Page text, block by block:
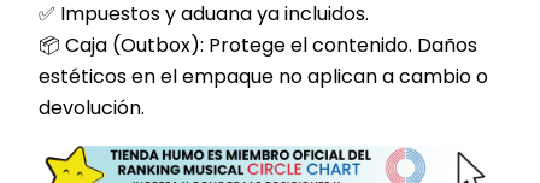
✅ Impuestos y aduana ya incluidos.
📦 Caja (Outbox): Protege el contenido. Daños
estéticos en el empaque no aplican a cambio o
devolución.